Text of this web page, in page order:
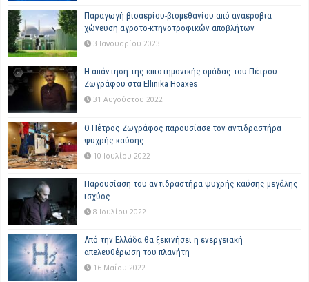
Παραγωγή βιοαερίου-βιομεθανίου από αναερόβια
χώνευση αγροτο-κτηνοτροφικών αποβλήτων
3 Ιανουαρίου 2023
Η απάντηση της επιστημονικής ομάδας του Πέτρου
Ζωγράφου στα Ellinika Hoaxes
31 Αυγούστου 2022
Ο Πέτρος Ζωγράφος παρουσίασε τον αντιδραστήρα
ψυχρής καύσης
10 Ιουλίου 2022
Παρουσίαση του αντιδραστήρα ψυχρής καύσης μεγάλης
ισχύος
8 Ιουλίου 2022
Από την Ελλάδα θα ξεκινήσει η ενεργειακή
απελευθέρωση του πλανήτη
16 Μαΐου 2022